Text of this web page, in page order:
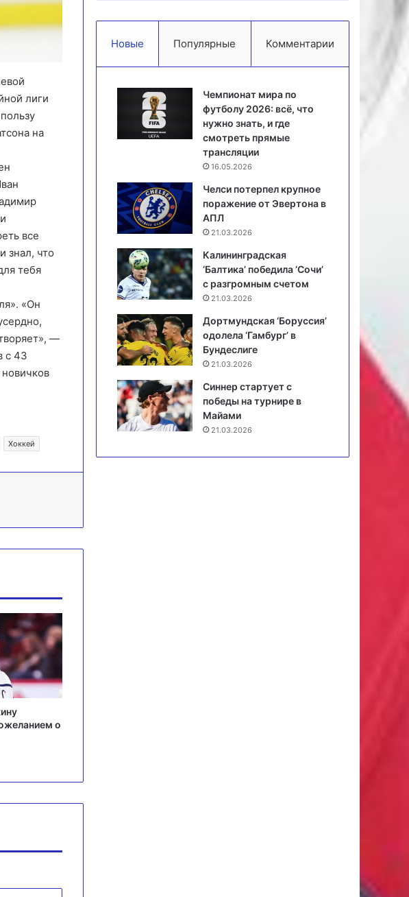
лиги
на
все
знал, что
тебя
«Он
—
с 43
Хоккей
о
Новые Популярные Комментарии
Чемпионат мира по
футболу 2026: всё, что
нужно знать, и где
смотреть прямые
трансляции
16.05.2026
Челси потерпел крупное
поражение от Эвертона в
АПЛ
21.03.2026
Калининградская
‘Балтика’ победила ‘Сочи’
с разгромным счетом
21.03.2026
Дортмундская ‘Боруссия’
одолела ‘Гамбург’ в
Бундеслиге
21.03.2026
Синнер стартует с
победы на турнире в
Майами
21.03.2026